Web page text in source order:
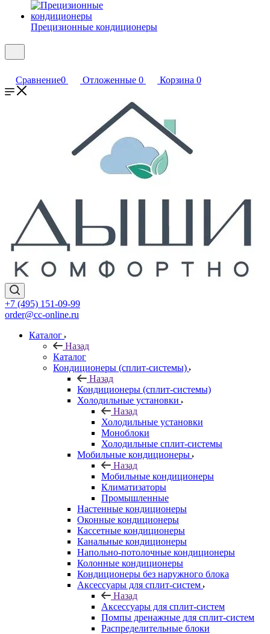
Прецизионные кондиционеры
Сравнение0 Отложенные 0 Корзина 0
+7 (495) 151-09-99
order@cc-online.ru
Каталог
Назад
Каталог
Кондиционеры (сплит-системы)
Назад
Кондиционеры (сплит-системы)
Холодильные установки
Назад
Холодильные установки
Моноблоки
Холодильные сплит-системы
Мобильные кондиционеры
Назад
Мобильные кондиционеры
Климатизаторы
Промышленные
Настенные кондиционеры
Оконные кондиционеры
Кассетные кондиционеры
Канальные кондиционеры
Напольно-потолочные кондиционеры
Колонные кондиционеры
Кондиционеры без наружного блока
Аксессуары для сплит-систем
Назад
Аксессуары для сплит-систем
Помпы дренажные для сплит-систем
Распределительные блоки